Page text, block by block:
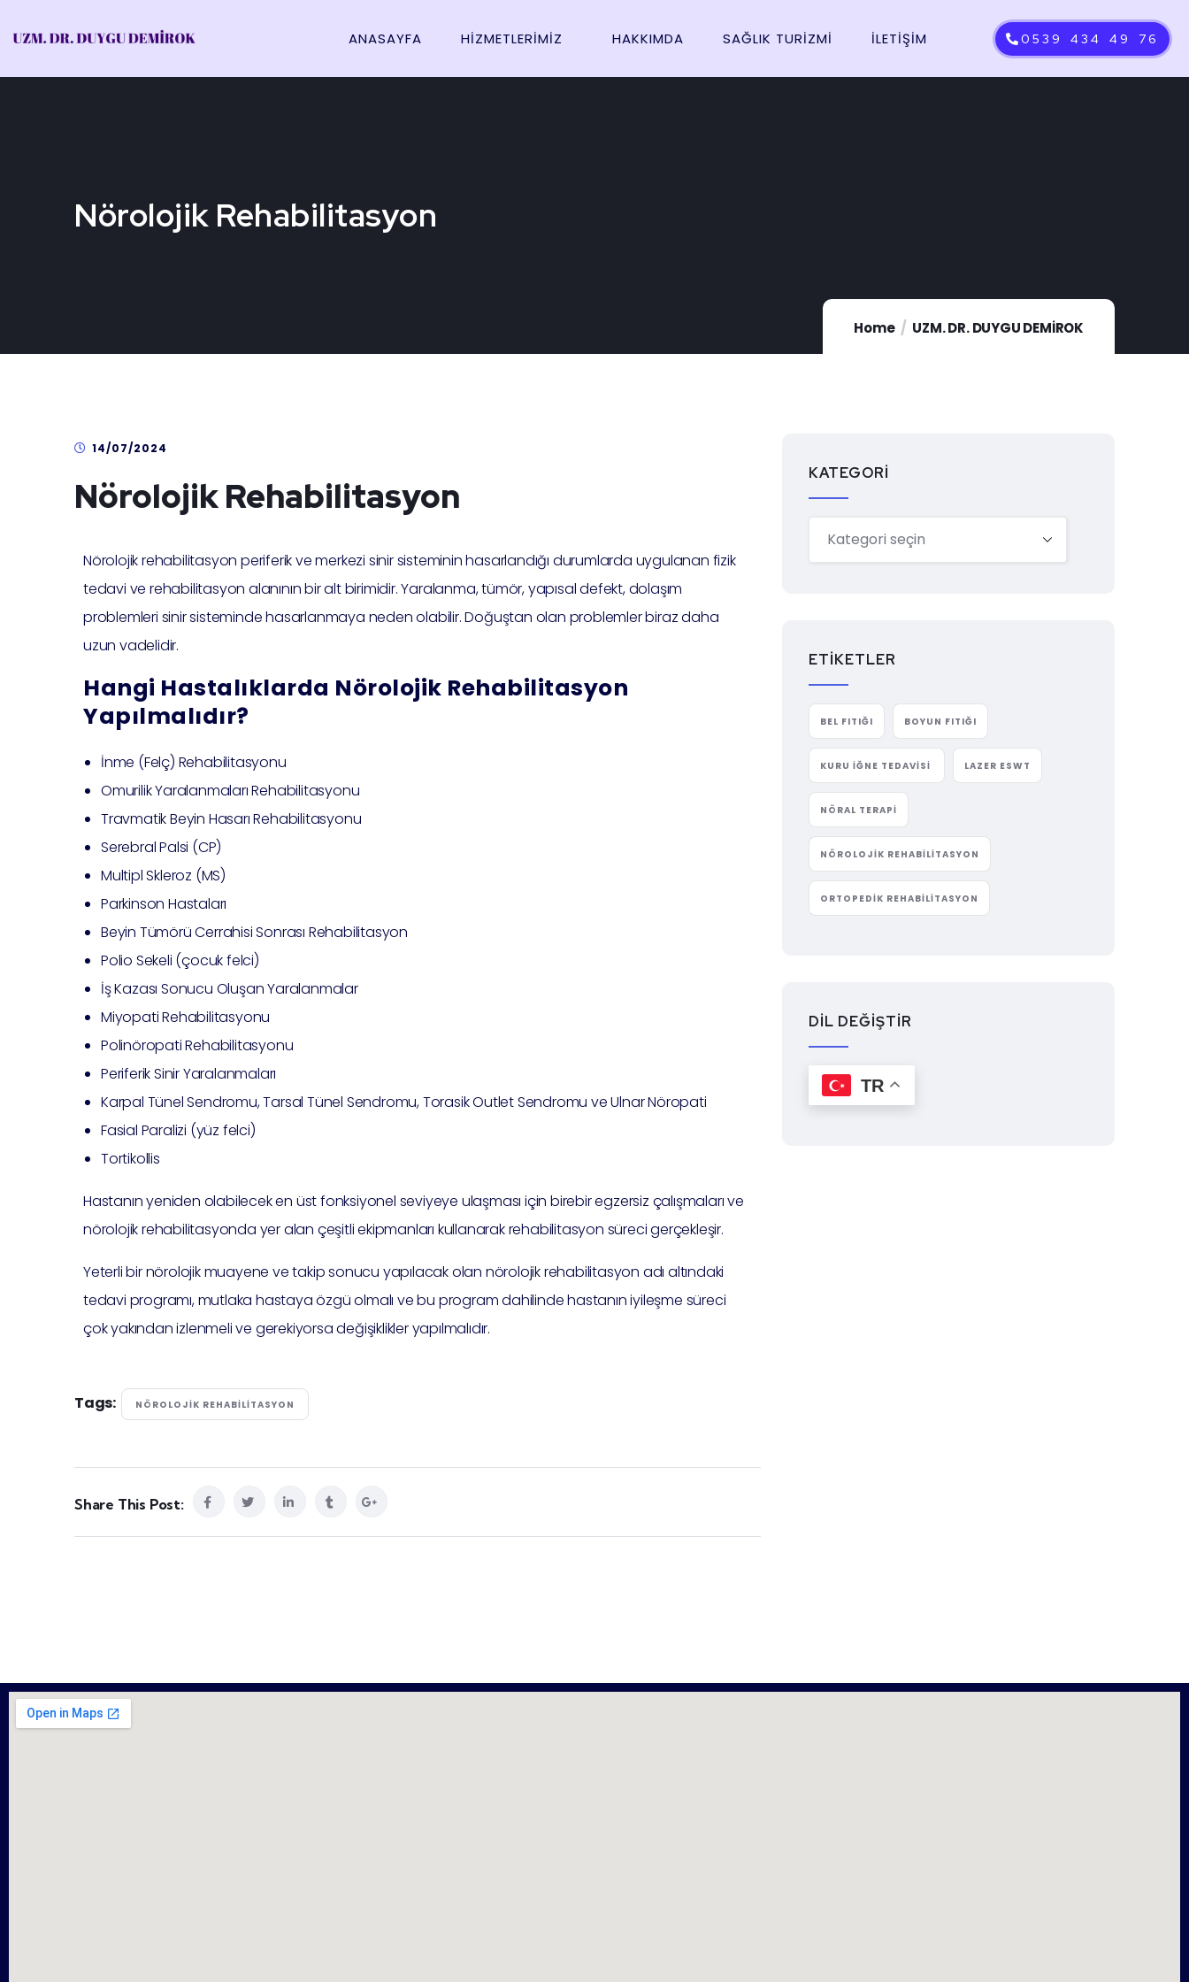
ANASAYFA HIZMETLERIMIZ HAKKIMDA SAĞLIK TURİZMİ İLETIŞIM 0539 434 49 76
Nörolojik Rehabilitasyon
Home UZM. DR. DUYGU DEMİROK
14/07/2024
Nörolojik Rehabilitasyon
Nörolojik rehabilitasyon periferik ve merkezi sinir sisteminin hasarlandığı durumlarda uygulanan fizik
tedavi ve rehabilitasyon alanının bir alt birimidir. Yaralanma, tümör, yapısal defekt, dolaşım
problemleri sinir sisteminde hasarlanmaya neden olabilir. Doğuştan olan problemler biraz daha
uzun vadelidir.
Hangi Hastalıklarda Nörolojik Rehabilitasyon
Yapılmalıdır?
İnme (Felç) Rehabilitasyonu
Omurilik Yaralanmaları Rehabilitasyonu
Travmatik Beyin Hasarı Rehabilitasyonu
Serebral Palsi (CP)
Multipl Skleroz (MS)
Parkinson Hastaları
Beyin Tümörü Cerrahisi Sonrası Rehabilitasyon
Polio Sekeli (çocuk felci)
İş Kazası Sonucu Oluşan Yaralanmalar
Miyopati Rehabilitasyonu
Polinöropati Rehabilitasyonu
Periferik Sinir Yaralanmaları
Karpal Tünel Sendromu, Tarsal Tünel Sendromu, Torasik Outlet Sendromu ve Ulnar Nöropati
Fasial Paralizi (yüz felci)
Tortikollis
Hastanın yeniden olabilecek en üst fonksiyonel seviyeye ulaşması için birebir egzersiz çalışmaları ve
nörolojik rehabilitasyonda yer alan çeşitli ekipmanları kullanarak rehabilitasyon süreci gerçekleşir.
Yeterli bir nörolojik muayene ve takip sonucu yapılacak olan nörolojik rehabilitasyon adı altındaki
tedavi programı, mutlaka hastaya özgü olmalı ve bu program dahilinde hastanın iyileşme süreci
çok yakından izlenmeli ve gerekiyorsa değişiklikler yapılmalıdır.
Tags: NÖROLOJIK REHABILITASYON
Share This Post:
KATEGORI
ETIKETLER
BEL FITIĞI BOYUN FITIĞI
KURU İĞNE TEDAVISI LAZER ESWT
NÖRAL TERAPI
NÖROLOJIK REHABILITASYON
ORTOPEDIK REHABILITASYON
DİL DEĞİŞTİR
TR